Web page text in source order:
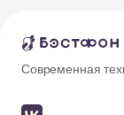
Современная